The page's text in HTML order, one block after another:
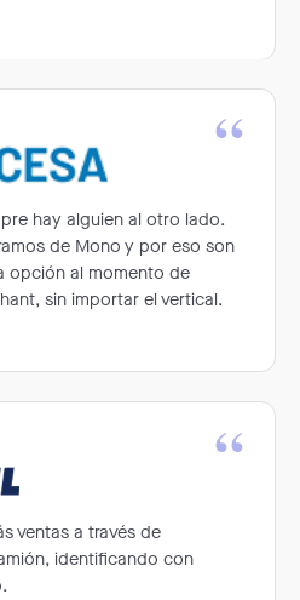
“
hay alguien al otro lado.
de Mono y por eso son
opción al momento de
sin importar el vertical.
“
ventas a través de
identificando con